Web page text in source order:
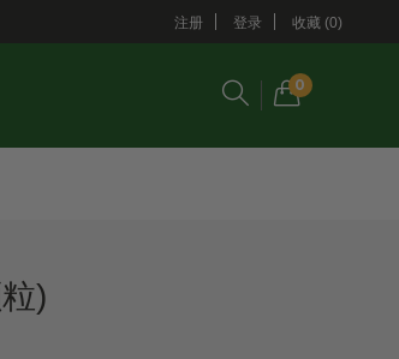
注册 登录 收藏 (0)
0
)